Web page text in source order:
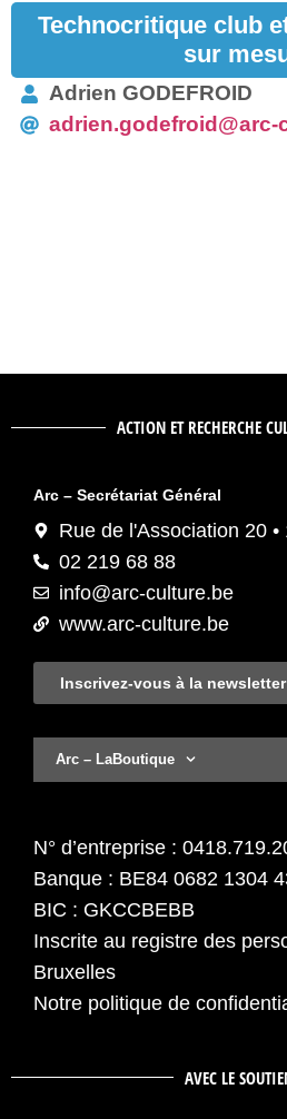
Technocritique club
sur
Adrien GODEFROID
adrien.godefroid@arc-
ACTION ET RECHERCHE
Arc – Secrétariat Général
Rue de l'Association 20
02 219 68 88
info@arc-culture.be
www.arc-culture.be
Inscrivez-vous à la newsletter
Arc – LaBoutique
N° d’entreprise :
Banque : BE84 0682 1304
BIC : GKCCBEBB
Inscrite au registre des
Bruxelles
Notre politique de
AVEC LE